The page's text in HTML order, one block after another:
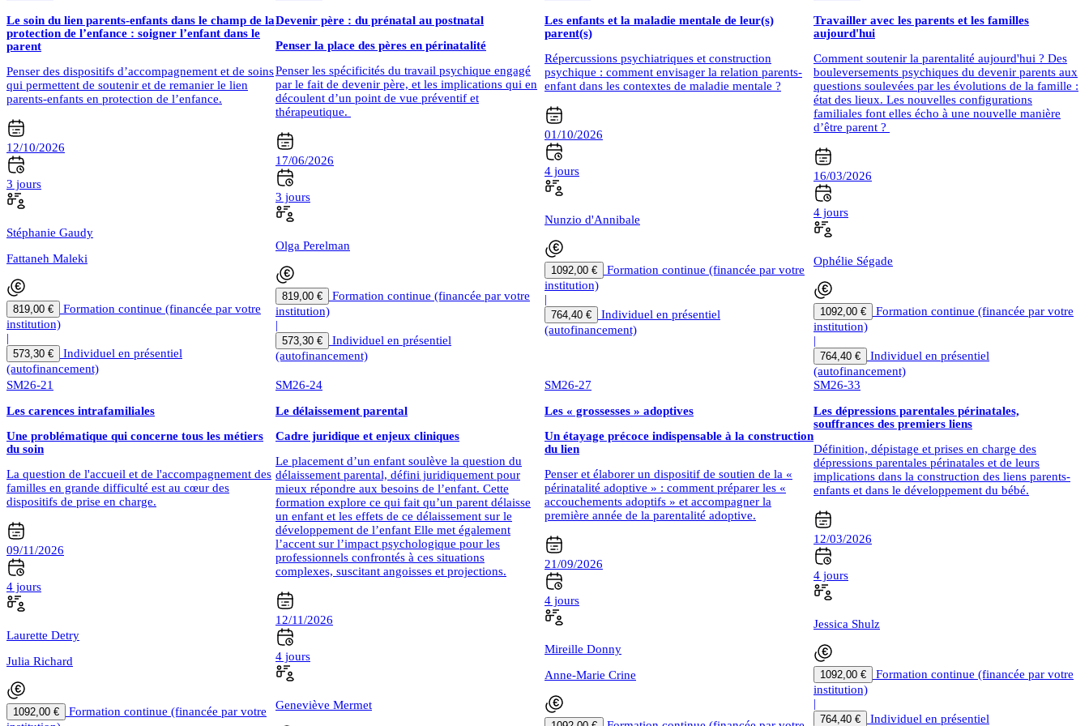
Le soin du lien parents-enfants dans le champ de la
protection de l’enfance : soigner l’enfant dans le
parent
Penser des dispositifs d’accompagnement et de soins
qui permettent de soutenir et de remanier le lien
parents-enfants en protection de l’enfance.
12/10/2026
3 jours
Stéphanie Gaudy
Fattaneh Maleki
819,00 €
Formation continue (financée par votre
institution)
|
573,30 €
Individuel en présentiel
(autofinancement)
Devenir père : du prénatal au postnatal
Penser la place des pères en périnatalité
Penser les spécificités du travail psychique engagé
par le fait de devenir père, et les implications qui en
découlent d’un point de vue préventif et
thérapeutique.
17/06/2026
3 jours
Olga Perelman
819,00 €
Formation continue (financée par votre
institution)
|
573,30 €
Individuel en présentiel
(autofinancement)
Les enfants et la maladie mentale de leur(s)
parent(s)
Répercussions psychiatriques et construction
psychique : comment envisager la relation parents-
enfant dans les contextes de maladie mentale ?
01/10/2026
4 jours
Nunzio d'Annibale
1092,00 €
Formation continue (financée par votre
institution)
|
764,40 €
Individuel en présentiel
(autofinancement)
Travailler avec les parents et les familles
aujourd'hui
Comment soutenir la parentalité aujourd'hui ? Des
bouleversements psychiques du devenir parents aux
questions soulevées par les évolutions de la famille :
état des lieux. Les nouvelles configurations
familiales font elles écho à une nouvelle manière
d’être parent ?
16/03/2026
4 jours
Ophélie Ségade
1092,00 €
Formation continue (financée par votre
institution)
|
764,40 €
Individuel en présentiel
(autofinancement)
SM26-21
Les carences intrafamiliales
Une problématique qui concerne tous les métiers
du soin
La question de l'accueil et de l'accompagnement des
familles en grande difficulté est au cœur des
dispositifs de prise en charge.
09/11/2026
4 jours
Laurette Detry
Julia Richard
1092,00 €
Formation continue (financée par votre
SM26-24
Le délaissement parental
Cadre juridique et enjeux cliniques
Le placement d’un enfant soulève la question du
délaissement parental, défini juridiquement pour
mieux répondre aux besoins de l’enfant. Cette
formation explore ce qui fait qu’un parent délaisse
un enfant et les effets de ce délaissement sur le
développement de l’enfant Elle met également
l’accent sur l’impact psychologique pour les
professionnels confrontés à ces situations
complexes, suscitant angoisses et projections.
12/11/2026
4 jours
Geneviève Mermet
SM26-27
Les « grossesses » adoptives
Un étayage précoce indispensable à la construction
du lien
Penser et élaborer un dispositif de soutien de la «
périnatalité adoptive » : comment préparer les «
accouchements adoptifs » et accompagner la
première année de la parentalité adoptive.
21/09/2026
4 jours
Mireille Donny
Anne-Marie Crine
SM26-33
Les dépressions parentales périnatales,
souffrances des premiers liens
Définition, dépistage et prises en charge des
dépressions parentales périnatales et de leurs
implications dans la construction des liens parents-
enfants et dans le développement du bébé.
12/03/2026
4 jours
Jessica Shulz
1092,00 €
Formation continue (financée par votre
institution)
|
764,40 € Individuel en présentiel